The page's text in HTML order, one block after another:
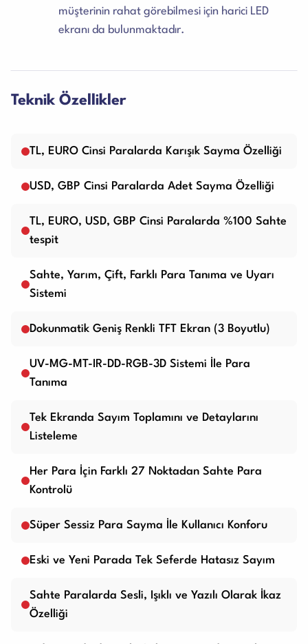
müşterinin rahat görebilmesi için harici LED
ekranı da bulunmaktadır.
Teknik Özellikler
TL, EURO Cinsi Paralarda Karışık Sayma Özelliği
USD, GBP Cinsi Paralarda Adet Sayma Özelliği
TL, EURO, USD, GBP Cinsi Paralarda %100 Sahte
tespit
Sahte, Yarım, Çift, Farklı Para Tanıma ve Uyarı
Sistemi
Dokunmatik Geniş Renkli TFT Ekran (3 Boyutlu)
UV-MG-MT-IR-DD-RGB-3D Sistemi İle Para
Tanıma
Tek Ekranda Sayım Toplamını ve Detaylarını
Listeleme
Her Para İçin Farklı 27 Noktadan Sahte Para
Kontrolü
Süper Sessiz Para Sayma İle Kullanıcı Konforu
Eski ve Yeni Parada Tek Seferde Hatasız Sayım
Sahte Paralarda Sesli, Işıklı ve Yazılı Olarak İkaz
Özelliği